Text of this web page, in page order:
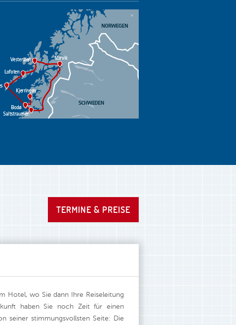
TERMINE & PREISE
Hotel, wo Sie dann Ihre Reiseleitung
haben Sie noch Zeit für einen
seiner stimmungsvollsten Seite: Die